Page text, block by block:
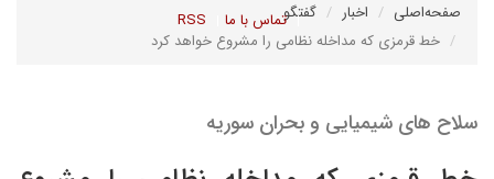
تماس با ما RSS صفحه‌اصلی اخبار
گفتگو
خط قرمزی که مداخله نظامی را مشروع خواهد کرد
سلاح های شیمیایی و بحران سوریه